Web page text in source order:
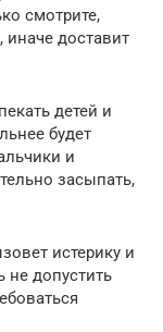
смотрите,
доставит
детей и
будет
и
засыпать,
истерику и
не допустить